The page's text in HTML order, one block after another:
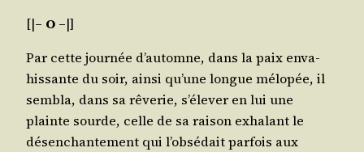
[|– O –|]
Par cette jour­née d’au­tomne, dans la paix enva­
his­sante du soir, ain­si qu’une longue mélo­pée, il
sem­bla, dans sa rêve­rie, s’é­le­ver en lui une
plainte sourde, celle de sa rai­son exha­lant le
désen­chan­te­ment qui l’ob­sé­dait par­fois aux